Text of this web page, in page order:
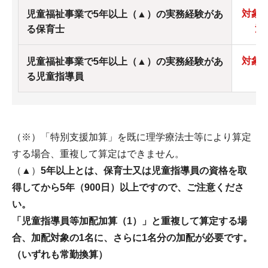
児童福祉事業で5年以上（▲）の実務経験があ
る保育士
対象
法
児童福祉事業で5年以上（▲）の実務経験があ
る児童指導員
対象
（※）「特別支援加算」を既に理学療法士等により算定
する場合、重複して算定はできません。
（ ▲ ） 5年以上とは、保育士又は児童指導員の資格を取
得してから5年（900日）以上ですので、ご注意くださ
い。
「児童指導員等加配加算（1）」と重複して算定する場
合、加配対象の1名に、さらに1名分の加配が必要です。
（いずれも常勤換算）